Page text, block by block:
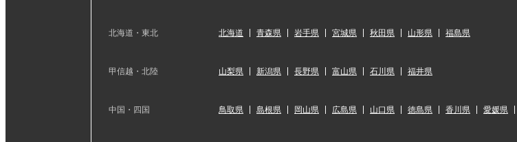
北海道・東北 北海道 青森県 岩手県 宮城県 秋田県 山形県 福島県
甲信越・北陸 山梨県 新潟県 長野県 富山県 石川県 福井県
中国・四国 鳥取県 島根県 岡山県 広島県 山口県 徳島県 香川県 愛媛県